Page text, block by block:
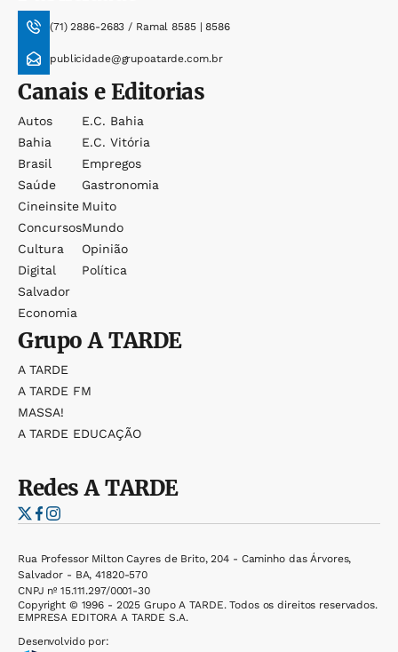
(71) 2886-2683 / Ramal 8585 | 8586
publicidade@grupoatarde.com.br
Canais e Editorias
Autos
Bahia
Brasil
Saúde
Cineinsite
Concursos
Cultura
Digital
Salvador
Economia
E.c. Bahia
E.c. Vitória
Empregos
Gastronomia
Muito
Mundo
Opinião
Política
GrupoA TARDE
A TARDE
A TARDE FM
MASSA!
A TARDE EDUCAÇÃO
RedesA TARDE
Rua Professor Milton Cayres de Brito, 204 - Caminho das Árvores,
Salvador - BA, 41820-570
CNPJ nº 15.111.297/0001-30
Copyright © 1996 - 2025 Grupo A TARDE. Todos os direitos reservados.
EMPRESA EDITORA A TARDE S.A.
Desenvolvido por: